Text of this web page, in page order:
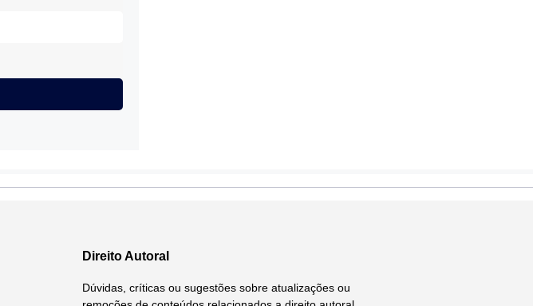
Direito Autoral
Dúvidas, críticas ou sugestões sobre atualizações ou